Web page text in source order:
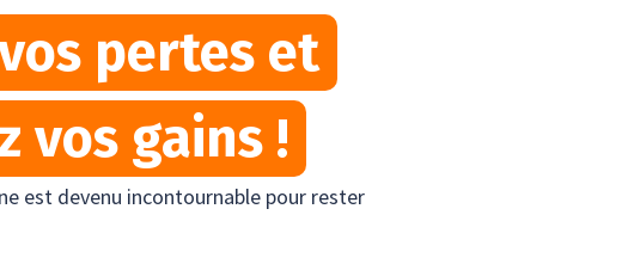
pertes et
vos gains !
est devenu incontournable pour rester